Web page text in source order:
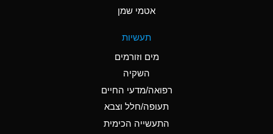
Ammonia Gas (hot)
Ammonium Hydroxide
D
אטמי שמן
תעשיות
מים וזורמים
השקיה
רפואה/מדעי החיים
תעופה/חלל וצבא
התעשייה הכימית